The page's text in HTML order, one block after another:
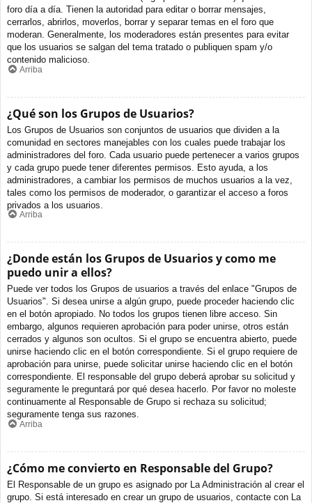
foro día a día. Tienen la autoridad para editar o borrar mensajes,
cerrarlos, abrirlos, moverlos, borrar y separar temas en el foro que
moderan. Generalmente, los moderadores están presentes para evitar
que los usuarios se salgan del tema tratado o publiquen spam y/o
contenido malicioso.
Arriba
¿Qué son los Grupos de Usuarios?
Los Grupos de Usuarios son conjuntos de usuarios que dividen a la
comunidad en sectores manejables con los cuales puede trabajar los
administradores del foro. Cada usuario puede pertenecer a varios grupos
y cada grupo puede tener diferentes permisos. Esto ayuda, a los
administradores, a cambiar los permisos de muchos usuarios a la vez,
tales como los permisos de moderador, o garantizar el acceso a foros
privados a los usuarios.
Arriba
¿Donde están los Grupos de Usuarios y como me
puedo unir a ellos?
Puede ver todos los Grupos de usuarios a través del enlace "Grupos de
Usuarios". Si desea unirse a algún grupo, puede proceder haciendo clic
en el botón apropiado. No todos los grupos tienen libre acceso. Sin
embargo, algunos requieren aprobación para poder unirse, otros están
cerrados y algunos son ocultos. Si el grupo se encuentra abierto, puede
unirse haciendo clic en el botón correspondiente. Si el grupo requiere de
aprobación para unirse, puede solicitar unirse haciendo clic en el botón
correspondiente. El responsable del grupo deberá aprobar su solicitud y
seguramente le preguntará por qué desea hacerlo. Por favor no moleste
continuamente al Responsable de Grupo si rechaza su solicitud;
seguramente tenga sus razones.
Arriba
¿Cómo me convierto en Responsable del Grupo?
El Responsable de un grupo es asignado por La Administración al crear el
grupo. Si está interesado en crear un grupo de usuarios, contacte con La